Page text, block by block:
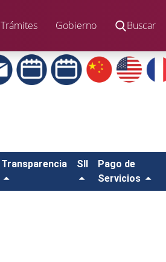
Trámites Gobierno Buscar
Transparencia SII
Pago de
Servicios